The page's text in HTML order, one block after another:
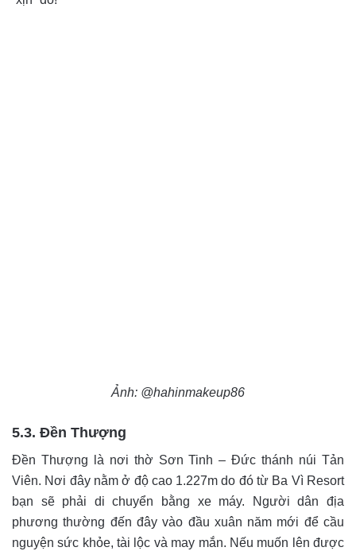
Ảnh: @hahinmakeup86
5.3. Đền Thượng
Đền Thượng là nơi thờ Sơn Tinh – Đức thánh núi Tản
Viên. Nơi đây nằm ở độ cao 1.227m do đó từ Ba Vì Resort
bạn sẽ phải di chuyển bằng xe máy. Người dân địa
phương thường đến đây vào đầu xuân năm mới để cầu
nguyện sức khỏe, tài lộc và may mắn. Nếu muốn lên được